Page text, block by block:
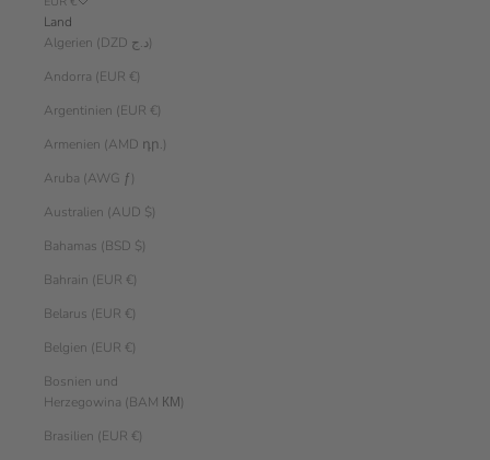
Land
Algerien (DZD د.ج)
Andorra (EUR €)
Argentinien (EUR €)
Armenien (AMD դր.)
Aruba (AWG ƒ)
Australien (AUD $)
Bahamas (BSD $)
Bahrain (EUR €)
Belarus (EUR €)
Belgien (EUR €)
Bosnien und
Herzegowina (BAM КМ)
Brasilien (EUR €)